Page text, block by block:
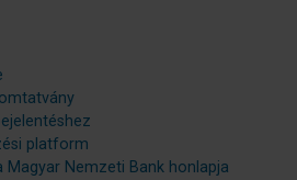
platform
Magyar Nemzeti Bank honlapja